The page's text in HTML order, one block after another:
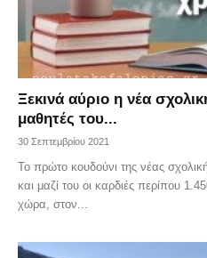
Ξεκινά αύριο η νέα
μαθητές του...
30 Σεπτεμβρίου 2021
Το πρώτο κουδούνι της νέας
και μαζί του οι καρδιές περίπου
χώρα, στον...